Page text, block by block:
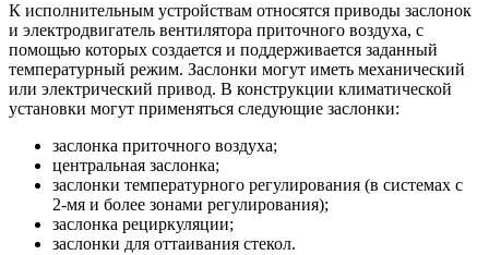
К исполнительным устройствам относятся приводы заслонок
и электродвигатель вентилятора приточного воздуха, с
помощью которых создается и поддерживается заданный
температурный режим. Заслонки могут иметь механический
или электрический привод. В конструкции климатической
установки могут применяться следующие заслонки:
заслонка приточного воздуха;
центральная заслонка;
заслонки температурного регулирования (в системах с
2-мя и более зонами регулирования);
заслонка рециркуляции;
заслонки для оттаивания стекол.